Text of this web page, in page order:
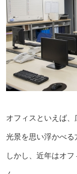
オフィスといえば
光景を思い浮かべる
しかし、近年はオ